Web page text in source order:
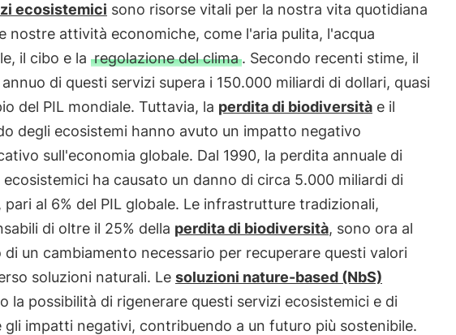
ecosistemici sono risorse vitali per la nostra vita quotidiana
nostre attività economiche, come l'aria pulita, l'acqua
il cibo e la regolazione del clima. Secondo recenti stime, il
di questi servizi supera i 150.000 miliardi di dollari, quasi
del PIL mondiale. Tuttavia, la perdita di biodiversitàe il
degli ecosistemi hanno avuto un impatto negativo
sull'economia globale. Dal 1990, la perdita annuale di
ecosistemici ha causato un danno di circa 5.000 miliardi di
pari al 6% del PIL globale. Le infrastrutture tradizionali,
di oltre il 25% della perdita di biodiversità, sono ora al
di un cambiamento necessario per recuperare questi valori
soluzioni naturali. Le soluzioni nature-based (NbS)
la possibilità di rigenerare questi servizi ecosistemici e di
gli impatti negativi, contribuendo a un futuro più sostenibile.